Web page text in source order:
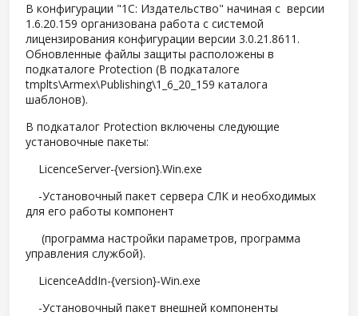
В конфигурации "1С: Издательство" начиная с версии
1.6.20.159 организована работа с системой
лицензирования конфигурации версии 3.0.21.8611.
Обновленные файлы защиты расположены в
подкаталоге Protection (В подкаталоге
tmplts\Armex\Publishing\1_6_20_159 каталога
шаблонов).
В подкаталог Protection включены следующие
установочные пакеты:
LicenceServer-{version}.Win.exe
-Установочный пакет сервера СЛК и необходимых
для его работы компонент
(программа настройки параметров, программа
управления службой).
LicenceAddIn-{version}-Win.exe
-Установочный пакет внешней компоненты